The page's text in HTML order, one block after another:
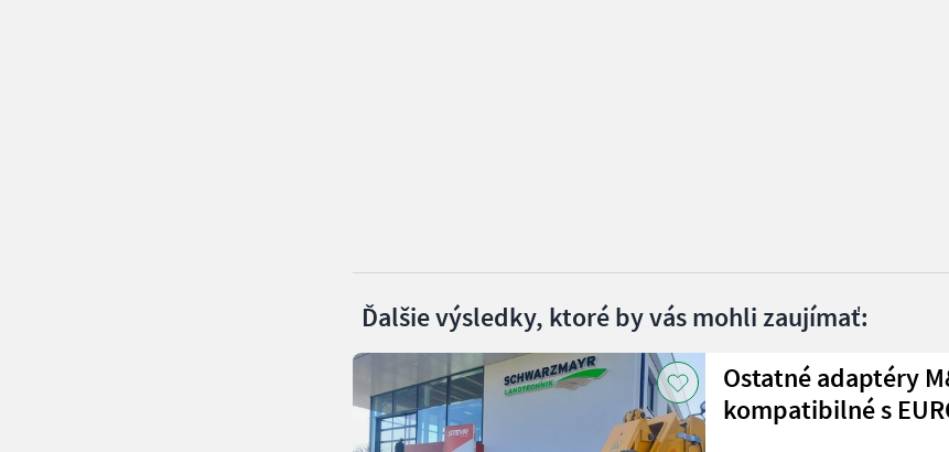
Ďalšie výsledky, ktoré by vás mohli zaujímať:
Ostatné adaptéry
kompatibilné s